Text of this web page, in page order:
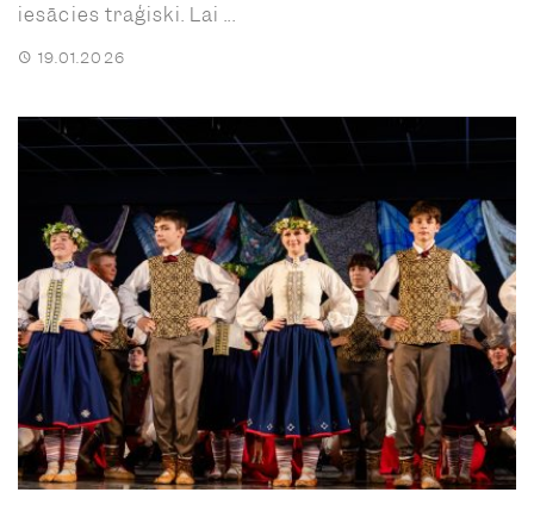
iesācies traģiski. Lai ...
19.01.2026